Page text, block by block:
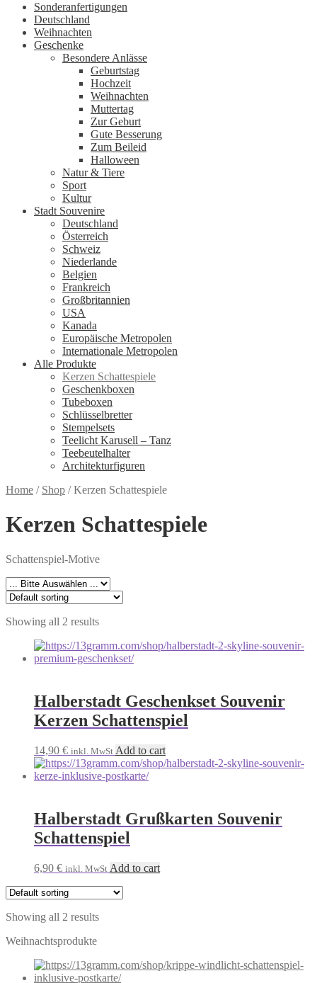
Sonderanfertigungen
Deutschland
Weihnachten
Geschenke
Besondere Anlässe
Geburtstag
Hochzeit
Weihnachten
Muttertag
Zur Geburt
Gute Besserung
Zum Beileid
Halloween
Natur & Tiere
Sport
Kultur
Stadt Souvenire
Deutschland
Österreich
Schweiz
Niederlande
Belgien
Frankreich
Großbritannien
USA
Kanada
Europäische Metropolen
Internationale Metropolen
Alle Produkte
Kerzen Schattespiele
Geschenkboxen
Tubeboxen
Schlüsselbretter
Stempelsets
Teelicht Karusell – Tanz
Teebeutelhalter
Architekturfiguren
Home / Shop /Kerzen Schattespiele
Kerzen Schattespiele
Schattenspiel-Motive
Showing all 2 results
Halberstadt Geschenkset Souvenir
Kerzen Schattenspiel
14,90 € inkl. MwSt Add to cart
Halberstadt Grußkarten Souvenir
Schattenspiel
6,90 € inkl. MwSt Add to cart
Showing all 2 results
Weihnachtsprodukte